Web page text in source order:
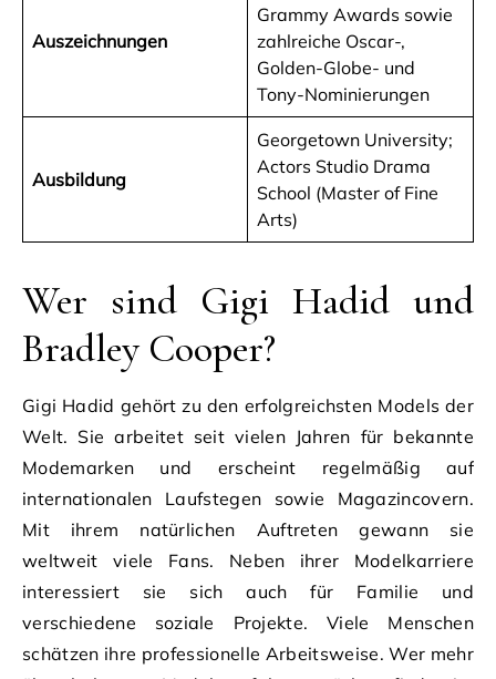
Auszeichnungen
Grammy Awards sowie
zahlreiche Oscar-,
Golden-Globe- und
Tony-Nominierungen
Ausbildung
Georgetown University;
Actors Studio Drama
School (Master of Fine
Arts)
Wer sind Gigi Hadid und
Bradley Cooper?
Gigi Hadid gehört zu den erfolgreichsten Models der
Welt. Sie arbeitet seit vielen Jahren für bekannte
Modemarken und erscheint regelmäßig auf
internationalen Laufstegen sowie Magazincovern.
Mit ihrem natürlichen Auftreten gewann sie
weltweit viele Fans. Neben ihrer Modelkarriere
interessiert sie sich auch für Familie und
verschiedene soziale Projekte. Viele Menschen
schätzen ihre professionelle Arbeitsweise. Wer mehr